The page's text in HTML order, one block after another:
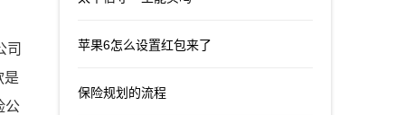
司
是
公
苹果6怎么设置红包来了
保险规划的流程